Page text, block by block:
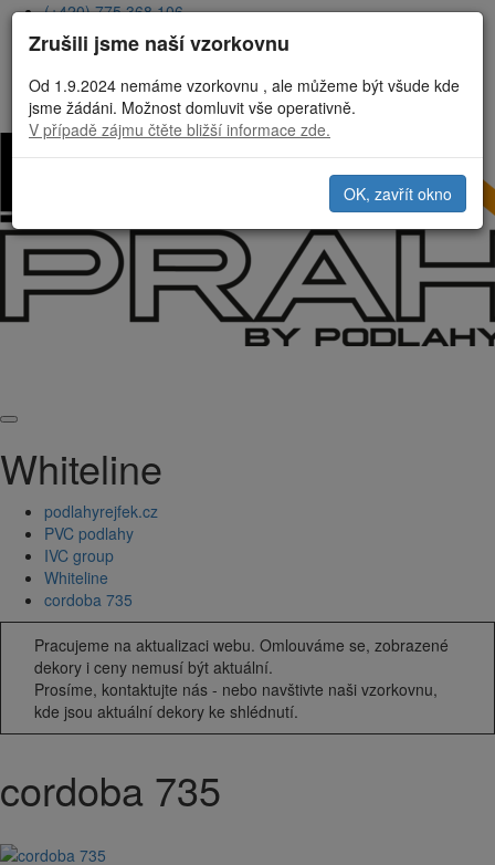
(+420) 775 368 106
Linopraha@gmail.com
Podlahové studio, Ortenovo náměstí 29, Praha 7
Whiteline
podlahyrejfek.cz
PVC podlahy
IVC group
Whiteline
cordoba 735
Pracujeme na aktualizaci webu. Omlouváme se, zobrazené
dekory i ceny nemusí být aktuální.
Prosíme, kontaktujte nás - nebo navštivte naši vzorkovnu,
kde jsou aktuální dekory ke shlédnutí.
cordoba 735
Zrušili jsme naší vzorkovnu
Od 1.9.2024 nemáme vzorkovnu , ale můžeme být všude kde
jsme žádáni. Možnost domluvit vše operativně.
V případě zájmu čtěte bližší informace zde.
OK, zavřít okno